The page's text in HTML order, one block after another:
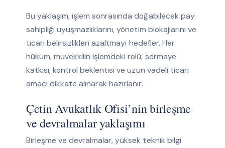
Bu yaklaşım, işlem sonrasında doğabilecek pay
sahipliği uyuşmazlıklarını, yönetim blokajlarını ve
ticari belirsizlikleri azaltmayı hedefler. Her
hüküm, müvekkilin işlemdeki rolü, sermaye
katkısı, kontrol beklentisi ve uzun vadeli ticari
amacı dikkate alınarak hazırlanır.
Çetin Avukatlık Ofisi’nin birleşme
ve devralmalar yaklaşımı
Birleşme ve devralmalar, yüksek teknik bilgi